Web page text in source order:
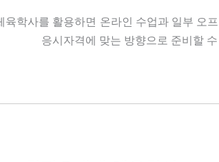
육학사를 활용하면 온라인 수업과 일부 오
응시자격에 맞는 방향으로 준비할